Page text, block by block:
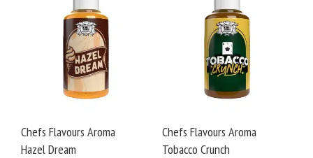
Chefs Flavours Aroma
Hazel Dream
Chefs Flavours Aroma
Tobacco Crunch